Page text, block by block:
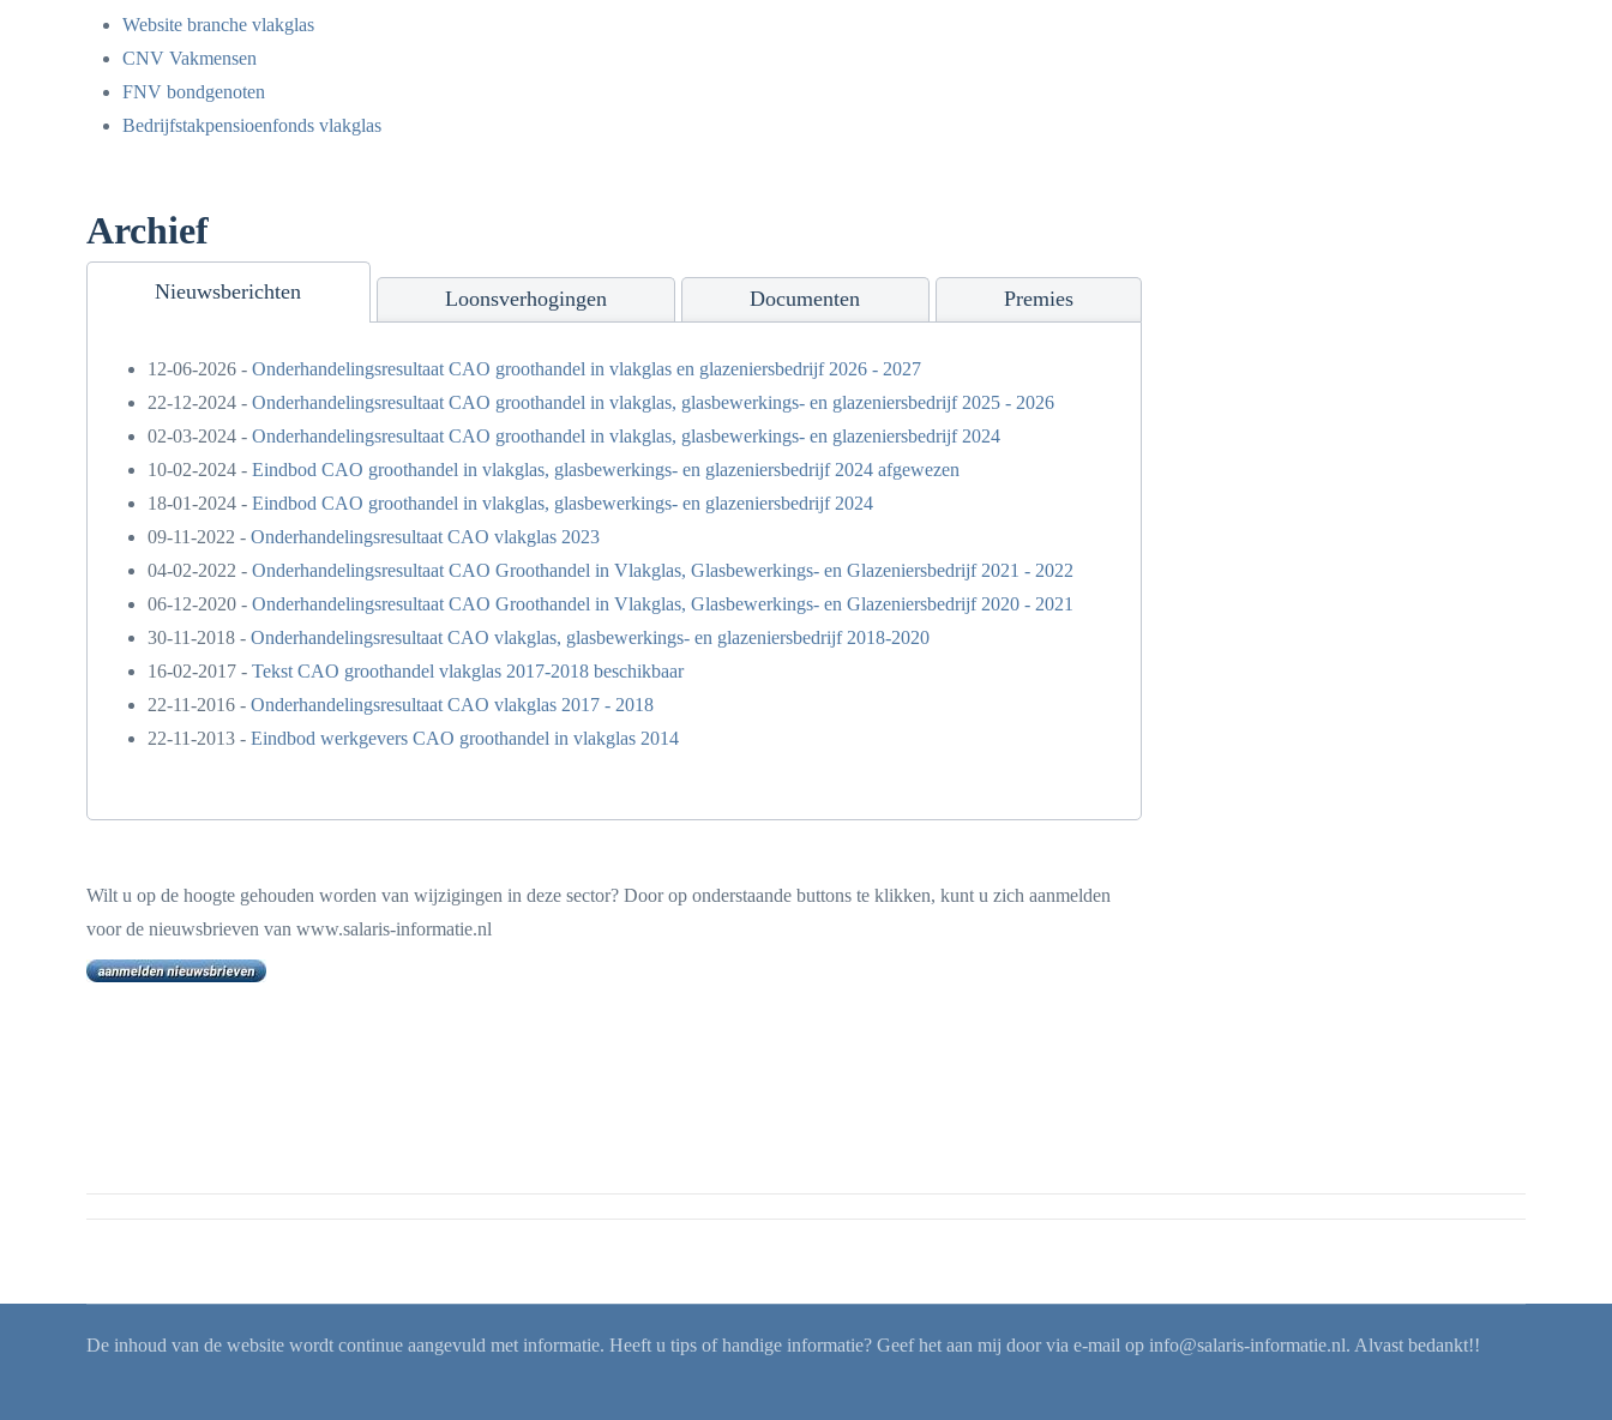
Website branche vlakglas
CNV Vakmensen
FNV bondgenoten
Bedrijfstakpensioenfonds vlakglas
Archief
Nieuwsberichten Loonsverhogingen Documenten Premies
12-06-2026 - Onderhandelingsresultaat CAO groothandel in vlakglas en glazeniersbedrijf 2026 - 2027
22-12-2024 - Onderhandelingsresultaat CAO groothandel in vlakglas, glasbewerkings- en glazeniersbedrijf 2025 - 2026
02-03-2024 - Onderhandelingsresultaat CAO groothandel in vlakglas, glasbewerkings- en glazeniersbedrijf 2024
10-02-2024 - Eindbod CAO groothandel in vlakglas, glasbewerkings- en glazeniersbedrijf 2024 afgewezen
18-01-2024 - Eindbod CAO groothandel in vlakglas, glasbewerkings- en glazeniersbedrijf 2024
09-11-2022 - Onderhandelingsresultaat CAO vlakglas 2023
04-02-2022 - Onderhandelingsresultaat CAO Groothandel in Vlakglas, Glasbewerkings- en Glazeniersbedrijf 2021 - 2022
06-12-2020 - Onderhandelingsresultaat CAO Groothandel in Vlakglas, Glasbewerkings- en Glazeniersbedrijf 2020 - 2021
30-11-2018 - Onderhandelingsresultaat CAO vlakglas, glasbewerkings- en glazeniersbedrijf 2018-2020
16-02-2017 - Tekst CAO groothandel vlakglas 2017-2018 beschikbaar
22-11-2016 - Onderhandelingsresultaat CAO vlakglas 2017 - 2018
22-11-2013 - Eindbod werkgevers CAO groothandel in vlakglas 2014
Wilt u op de hoogte gehouden worden van wijzigingen in deze sector? Door op onderstaande buttons te klikken, kunt u zich aanmelden
voor de nieuwsbrieven van www.salaris-informatie.nl
De inhoud van de website wordt continue aangevuld met informatie. Heeft u tips of handige informatie? Geef het aan mij door via e-mail op info@salaris-informatie.nl. Alvast bedankt!!